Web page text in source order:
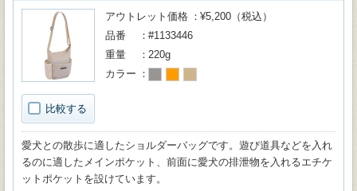
比較する
アウトレット価格
¥5,200（税込）
品番
#1133446
重量
220g
カラー
愛犬との散歩に適したショルダーバッグです。遊び道具などを入れ
るのに適したメインポケット、前面に愛犬の排泄物を入れるエチケ
ットポケットを設けています。